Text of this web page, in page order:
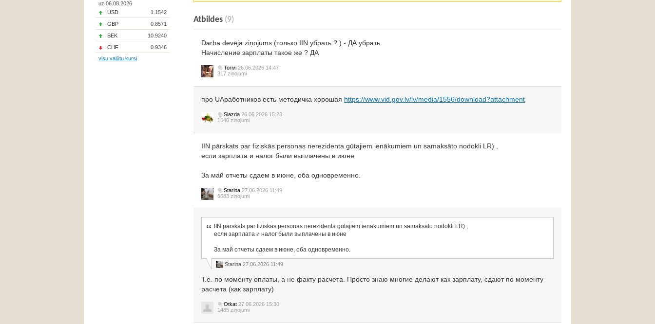
uz 06.08.2026
USD
1.1542
GBP
0.8571
SEK
10.9240
CHF
0.9346
visu valūtu kursi
Atbildes (9)
Darba devēja ziņojums (только IIN убрать ? ) - ДА убрать
Начисление зарплаты такое же ? ДА
Torivi 26.06.2026 14:47
317 ziņojumi
про UAработников есть методичка хорошая https://www.vid.gov.lv/lv/media/1556/download?attachment
Slazda 26.06.2026 15:23
1646 ziņojumi
IIN pārskats par fiziskās personas nerezidenta gūtajiem ienākumiem un samaksāto nodokli LR) ,
если зарплата и налог были выплачены в июне
За май отчеты сдаем в июне, оба одновременно.
Starina 27.06.2026 11:49
6683 ziņojumi
IIN pārskats par fiziskās personas nerezidenta gūtajiem ienākumiem un samaksāto nodokli LR) ,
если зарплата и налог были выплачены в июне
За май отчеты сдаем в июне, оба одновременно.
Starina 27.06.2026 11:49
Т.е. по моменту оплаты, а не факту расчета. Просто знаю многие делают как зарплату, сдают по моменту
расчета (как зарплату)
Otkat 27.06.2026 15:30
1485 ziņojumi